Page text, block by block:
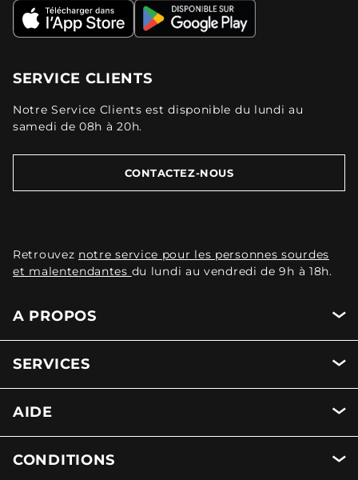
SERVICE CLIENTS
Notre Service Clients est disponible du lundi au
samedi de 08h à 20h.
CONTACTEZ-NOUS
Retrouvez notre service pour les personnes sourdes
et malentendantes du lundi au vendredi de 9h à 18h.
A PROPOS
SERVICES
AIDE
CONDITIONS